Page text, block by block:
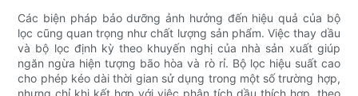
Các biện pháp bảo dưỡng ảnh hưởng đến hiệu quả của bộ
lọc cũng quan trọng như chất lượng sản phẩm. Việc thay dầu
và bộ lọc định kỳ theo khuyến nghị của nhà sản xuất giúp
ngăn ngừa hiện tượng bão hòa và rò rỉ. Bộ lọc hiệu suất cao
cho phép kéo dài thời gian sử dụng trong một số trường hợp,